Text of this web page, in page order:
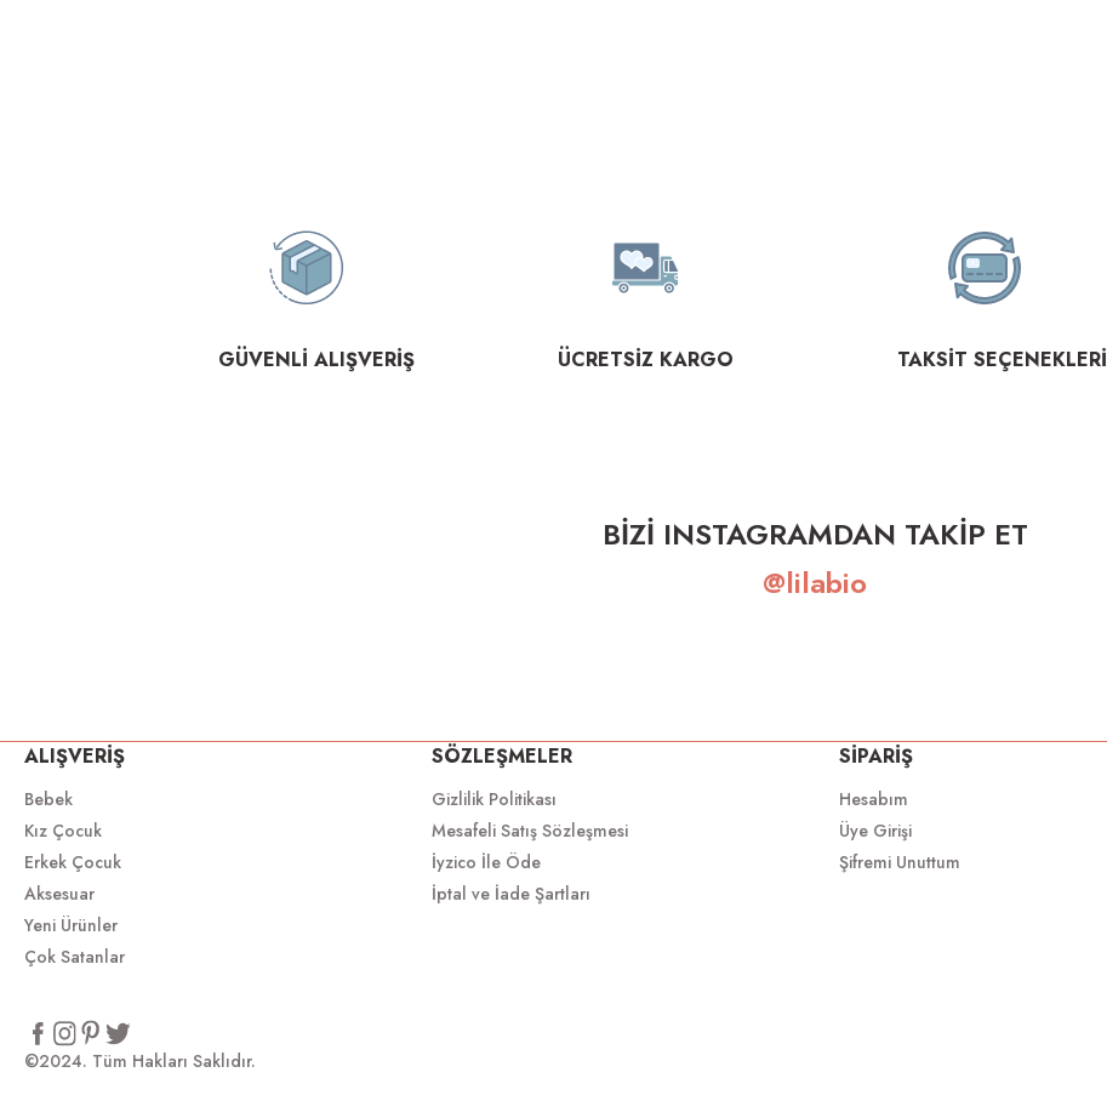
GÜVENLİ ALIŞVERİŞ ÜCRETSİZ KARGO TAKSİT SEÇENEKLERİ
BİZİ INSTAGRAMDAN TAKİP ET
@lilabio
ALIŞVERİŞ
Bebek
Kız Çocuk
Erkek Çocuk
Aksesuar
Yeni Ürünler
Çok Satanlar
SÖZLEŞMELER
Gizlilik Politikası
Mesafeli Satış Sözleşmesi
İyzico İle Öde
İptal ve İade Şartları
SİPARİŞ
Hesabım
Üye Girişi
Şifremi Unuttum
©2024. Tüm Hakları Saklıdır.